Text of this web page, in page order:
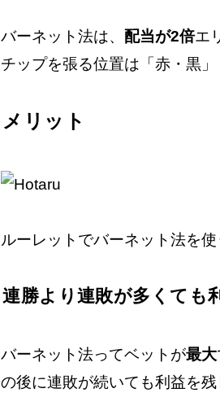
バーネット法は、 配当が2倍エ
チップを張る位置は「赤・黒
メリット
ルーレットでバーネット法を使
連勝より連敗が多くても
バーネット法ってベットが最大
の後に連敗が続いても利益を残